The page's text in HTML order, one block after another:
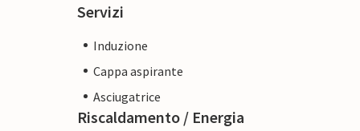
Servizi
Induzione
Cappa aspirante
Asciugatrice
Riscaldamento / Energia